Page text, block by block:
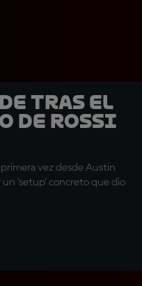
tras el
de Rossi
vez desde Austin
'setup' concreto que dio